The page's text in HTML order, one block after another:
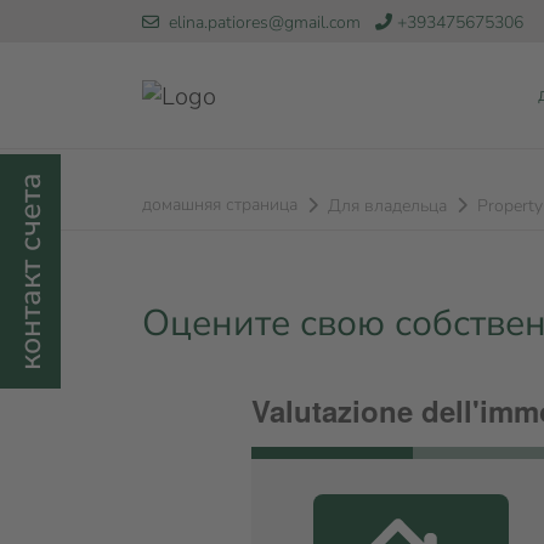
elina.patiores@gmail.com +393475675306
домашняя страница Для владельца
Оцените свою
контакт счета